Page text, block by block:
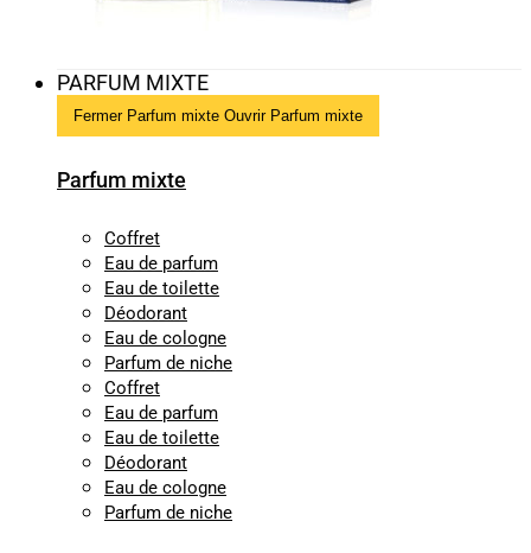
PARFUM MIXTE
Fermer Parfum mixte Ouvrir Parfum mixte
Parfum mixte
Coffret
Eau de parfum
Eau de toilette
Déodorant
Eau de cologne
Parfum de niche
Coffret
Eau de parfum
Eau de toilette
Déodorant
Eau de cologne
Parfum de niche